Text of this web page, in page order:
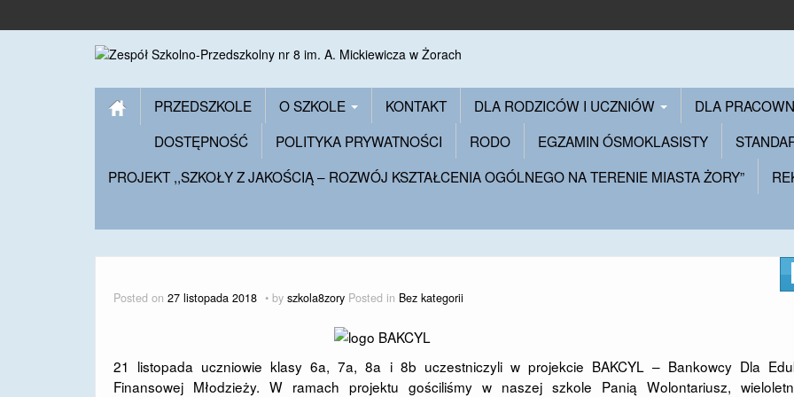
PRZEDSZKOLE O SZKOLE KONTAKT DLA RODZICÓW I UCZNIÓW DLA
DOSTĘPNOŚĆ
POLITYKA PRYWATNOŚCI RODO EGZAMIN ÓSMOKLASISTY
PROJEKT ,,SZKOŁY Z JAKOŚCIĄ – ROZWÓJ KSZTAŁCENIA OGÓLNEGO NA TERENIE MIASTA ŻORY”
Posted on 27 listopada 2018 by szkola8zory Posted in Bez kategorii
21 listopada uczniowie klasy 6a, 7a, 8a i 8b uczestniczyli w projekcie BAKCYL – Bankowcy Dla
Finansowej Młodzieży. W ramach projektu gościliśmy w naszej szkole Panią Wolontariusz,